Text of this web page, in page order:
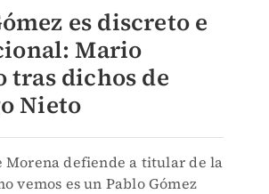
es discreto e
Mario
tras dichos de
Nieto
Morena defiende a titular de la
vemos es un Pablo Gómez